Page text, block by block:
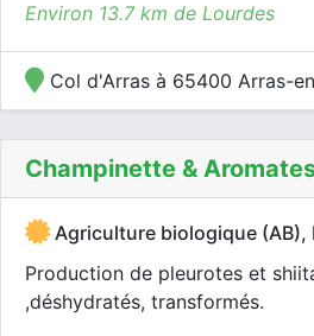
Environ 13.7 km de Lourdes
Col d'Arras à 65400 Arras-
Champinette &
Agriculture biologique (AB),
Production de pleurotes et
,déshydratés, transformés.